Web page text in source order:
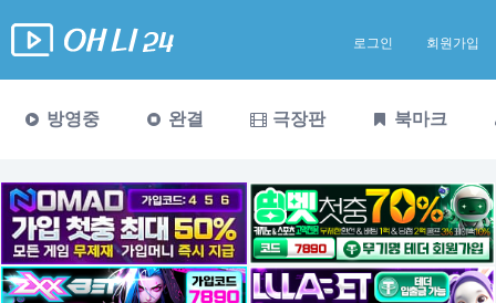
로그인 회원가입
방영중 완결 극장판 북마크